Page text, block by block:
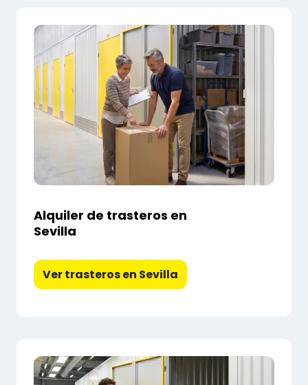
Alquiler de trasteros en
Sevilla
Ver trasteros en Sevilla